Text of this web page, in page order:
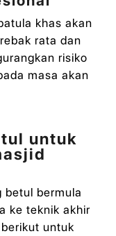
khas akan
rata dan
risiko
masa akan
untuk
betul bermula
ke teknik akhir
untuk